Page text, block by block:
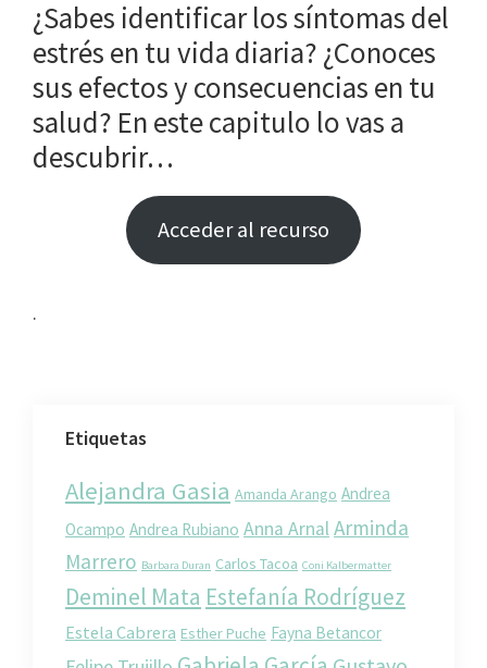
¿Sabes identificar los síntomas del
estrés en tu vida diaria? ¿Conoces
sus efectos y consecuencias en tu
salud? En este capitulo lo vas a
descubrir…
Acceder al recurso
.
Etiquetas
Alejandra Gasia Amanda Arango Andrea
Ocampo Andrea Rubiano Anna ArnalArminda
Marrero Barbara Duran Carlos Tacoa Coni Kalbermatter
Deminel Mata Estefanía Rodríguez
Estela Cabrera Esther Puche Fayna Betancor